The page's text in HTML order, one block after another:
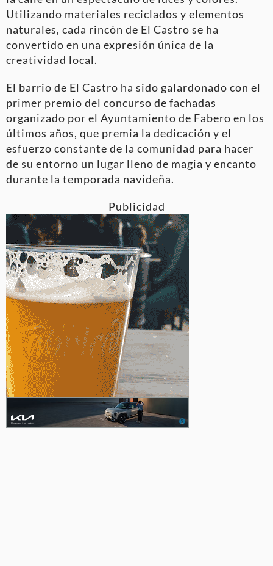
Utilizando materiales reciclados y elementos
naturales, cada rincón de El Castro se ha
convertido en una expresión única de la
creatividad local.
El barrio de El Castro ha sido galardonado con el
primer premio del concurso de fachadas
organizado por el Ayuntamiento de Fabero en los
últimos años, que premia la dedicación y el
esfuerzo constante de la comunidad para hacer
de su entorno un lugar lleno de magia y encanto
durante la temporada navideña.
Publicidad